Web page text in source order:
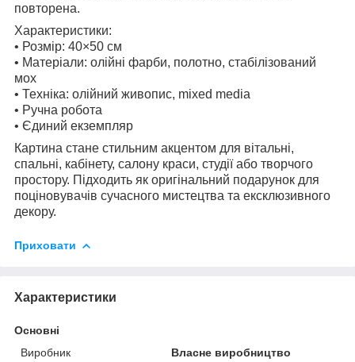
повторена.
Характеристики:
• Розмір: 40×50 см
• Матеріали: олійні фарби, полотно, стабілізований
мох
• Техніка: олійний живопис, mixed media
• Ручна робота
• Єдиний екземпляр
Картина стане стильним акцентом для вітальні,
спальні, кабінету, салону краси, студії або творчого
простору. Підходить як оригінальний подарунок для
поціновувачів сучасного мистецтва та ексклюзивного
декору.
Приховати
Характеристики
Основні
Виробник
Власне виробництво